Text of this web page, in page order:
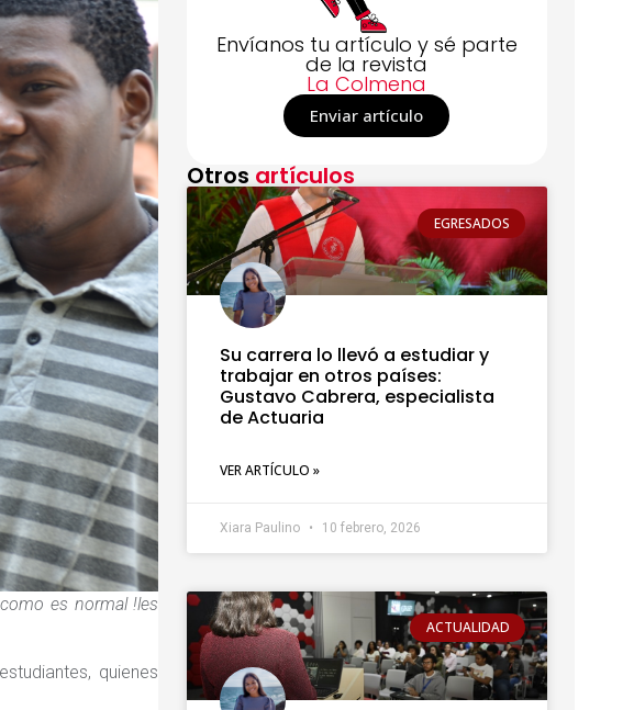
es normal !les
quienes
Envíanos tu artículo y sé parte
de la revista
La Colmena
Enviar artículo
Otros artículos
EGRESADOS
Su carrera lo llevó a estudiar y
trabajar en otros países:
Gustavo Cabrera, especialista
de Actuaria
VER ARTÍCULO »
Xiara Paulino 10 febrero, 2026
ACTUALIDAD